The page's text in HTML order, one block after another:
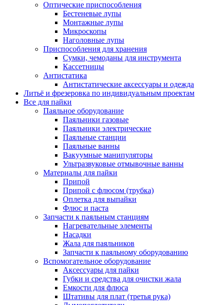
Оптические приспособления
Бестеневые лупы
Монтажные лупы
Микроскопы
Наголовные лупы
Приспособления для хранения
Сумки, чемоданы для инструмента
Кассетницы
Антистатика
Антистатические аксессуары и одежда
Литьё и фрезеровка по индивидуальным проектам
Все для пайки
Паяльное оборудование
Паяльники газовые
Паяльники электрические
Паяльные станции
Паяльные ванны
Вакуумные манипуляторы
Ультразвуковые отмывочные ванны
Материалы для пайки
Припой
Припой с флюсом (трубка)
Оплетка для выпайки
Флюс и паста
Запчасти к паяльным станциям
Нагревательные элементы
Насадки
Жала для паяльников
Запчасти к паяльному оборудованию
Вспомогательное оборудование
Аксессуары для пайки
Губки и средства для очистки жала
Емкости для флюса
Штативы для плат (третья рука)